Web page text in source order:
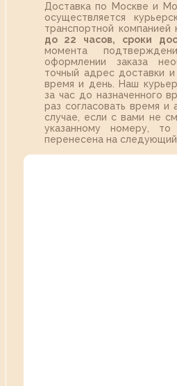
Доставка по Москве и
осуществляется
транспортной
до 22 часов,
сроки
момента
оформлении заказа
точный адрес доставки
время и день. Наш
за час до назначенного
раз согласовать время и
случае, если с вами не
указанному номеру,
перенесена на следующий